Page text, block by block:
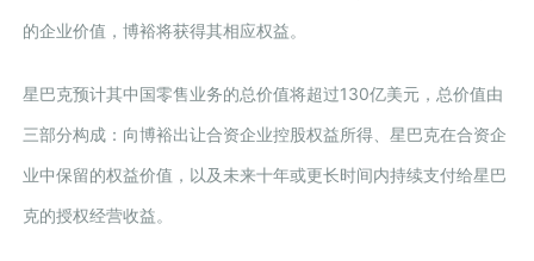
的企业价值，博裕将获得其相应权益。
星巴克预计其中国零售业务的总价值将超过130亿美元，总价值由
三部分构成：向博裕出让合资企业控股权益所得、星巴克在合资企
业中保留的权益价值，以及未来十年或更长时间内持续支付给星巴
克的授权经营收益。